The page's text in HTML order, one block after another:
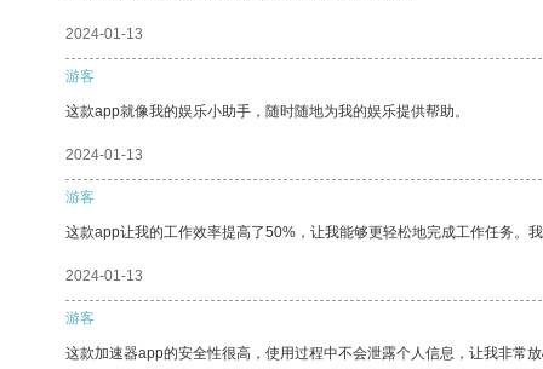
2024-01-13
游客
这款app就像我的娱乐小助手，随时随地为我的娱乐提供帮助。
2024-01-13
游客
这款app让我的工作效率提高了50%，让我能够更轻松地完成工作任务。
2024-01-13
游客
这款加速器app的安全性很高，使用过程中不会泄露个人信息，让我非常